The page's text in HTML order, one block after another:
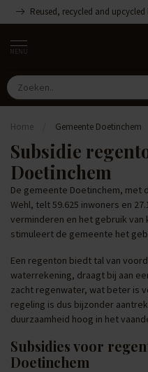
Reused, recycled and upcycled
MENU
Home Gemeente Doetinchem
Subsidie
Doetinchem
De gemeente Doetinchem, met
Wehl, telt 59.625 inwoners en
verminderen en het gebruik
stimuleert de gemeente het
Een regenton biedt tal van
waterrekening, draagt bij aan
zacht regenwater, wat beter is
regeling is dus bijzonder
duurzaamheid hoog in het
Subsidies voor
Doetinchem